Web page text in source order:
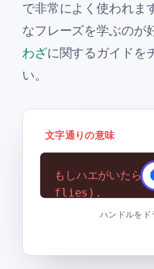
で非常によく使われま
なフレーズを学ぶのが
わざに関するガイドを
い。
文字通りの意味
もしハエがいた
flies).
念のため (Just
ハンドルをド